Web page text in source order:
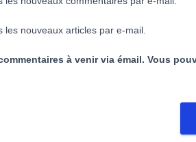
les nouveaux articles par e-mail.
à venir via émail. Vous